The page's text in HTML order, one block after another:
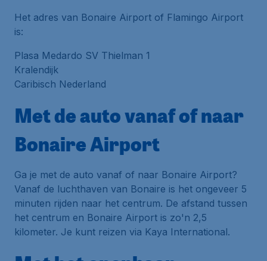
Het adres van Bonaire Airport of Flamingo Airport
is:
Plasa Medardo SV Thielman 1
Kralendijk
Caribisch Nederland
Met de auto vanaf of naar
Bonaire Airport
Ga je met de auto vanaf of naar Bonaire Airport?
Vanaf de luchthaven van Bonaire is het ongeveer 5
minuten rijden naar het centrum. De afstand tussen
het centrum en Bonaire Airport is zo'n 2,5
kilometer. Je kunt reizen via Kaya International.